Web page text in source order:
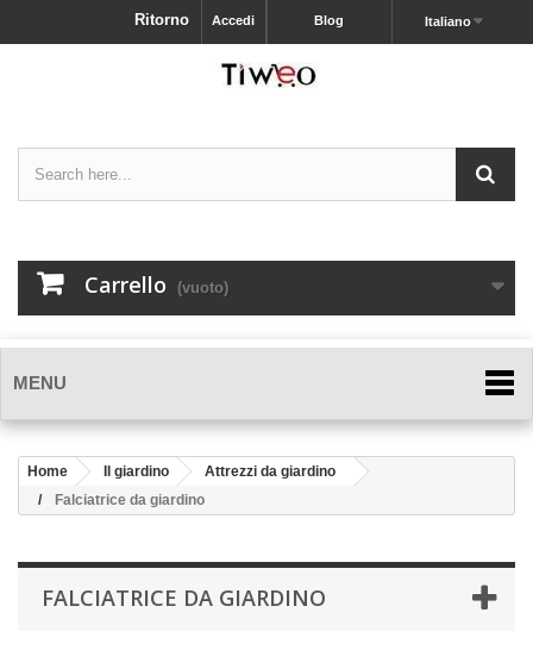
Italiano
Blog
Accedi
Ritorno
Carrello (vuoto)
MENU
Home Il giardino
Attrezzi da giardino
Falciatrice da giardino
FALCIATRICE DA GIARDINO